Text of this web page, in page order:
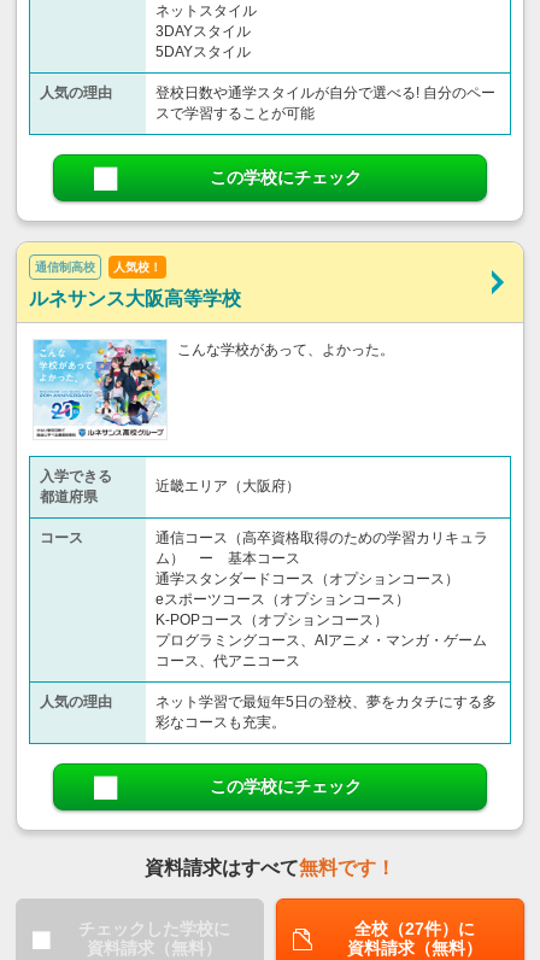
ネットスタイル
3DAYスタイル
5DAYスタイル
人気の理由
登校日数や通学スタイルが自分で選べる! 自分のペー
スで学習することが可能
この学校にチェック
通信制高校 人気校！
ルネサンス大阪高等学校
こんな学校があって、よかった。
入学できる
都道府県
近畿エリア（大阪府）
コース
通信コース（高卒資格取得のための学習カリキュラ
ム） ー 基本コース
通学スタンダードコース（オプションコース）
eスポーツコース（オプションコース）
K-POPコース（オプションコース）
プログラミングコース、AIアニメ・マンガ・ゲーム
コース、代アニコース
人気の理由
ネット学習で最短年5日の登校、夢をカタチにする多
彩なコースも充実。
この学校にチェック
資料請求はすべて無料です！
チェックした学校に
資料請求（無料）
全校（27件）に
資料請求（無料）